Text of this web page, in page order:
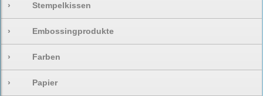
› Stempelkissen
› Embossingprodukte
› Farben
› Papier